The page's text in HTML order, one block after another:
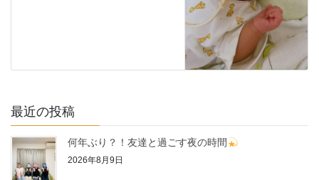
最近の投稿
何年ぶり？！友達と過ごす夜の時間
2026年8月9日